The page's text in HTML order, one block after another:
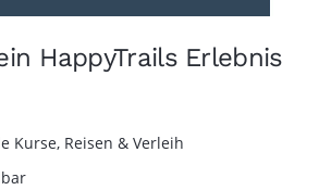
HappyTrails Erlebnis
Kurse, Reisen & Verleih